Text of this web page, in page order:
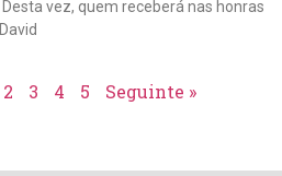
vez, quem receberá nas honras
2 3 4 5 Seguinte »